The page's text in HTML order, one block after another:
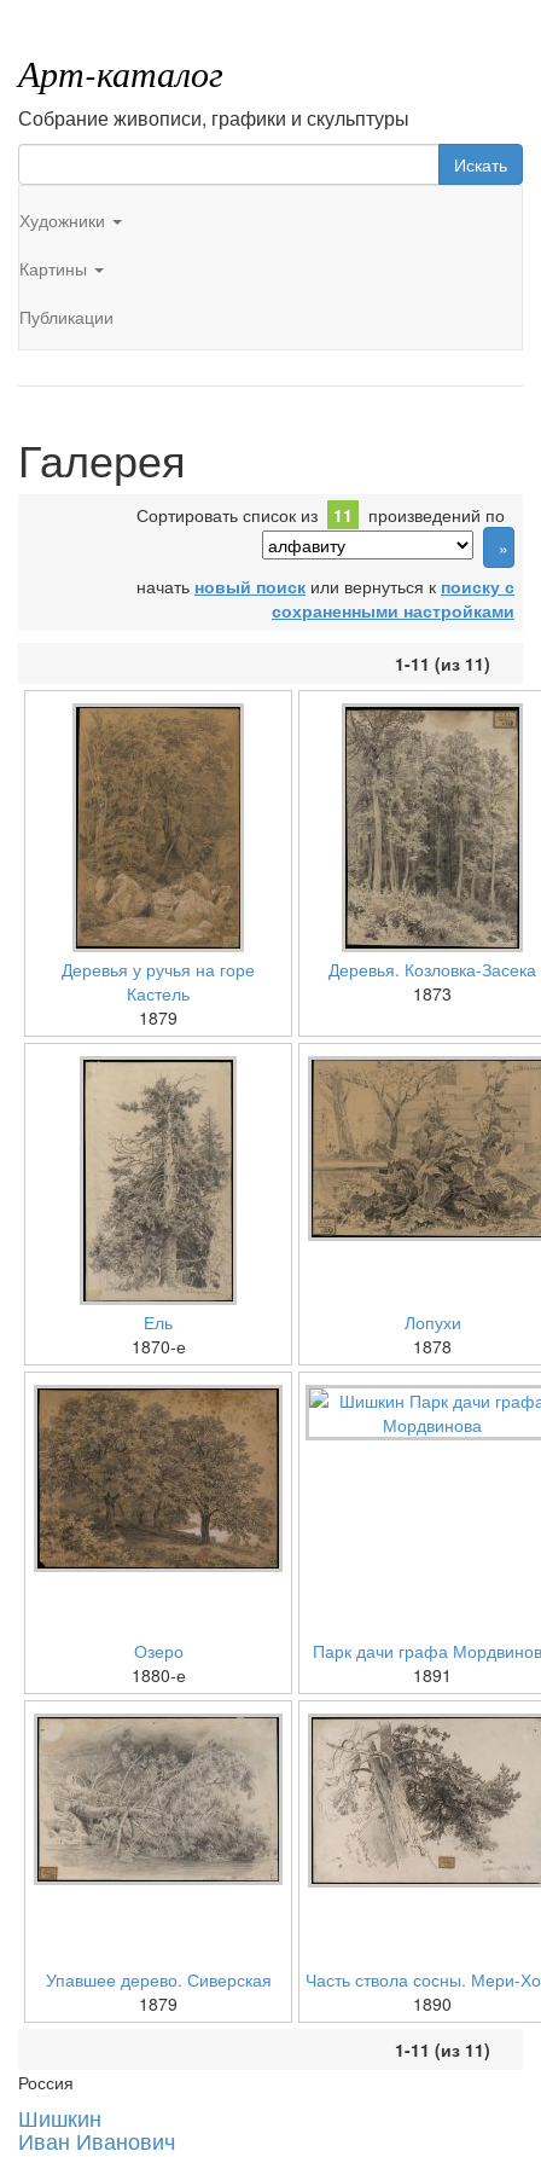
Арт-каталог
Собрание живописи, графики и скульптуры
Искать
Художники
Картины
Публикации
Галерея
Сортировать список из 11 произведений по
начать новый поиск или вернуться к поиску с
сохраненными настройками
1-11 (из 11)
Деревья у ручья на горе
Кастель
1879
Деревья. Козловка-Засека
1873
Ель
1870-е
Лопухи
1878
Озеро
1880-е
Парк дачи графа
1891
Упавшее дерево. Сиверская
1879
Часть ствола сосны. Мери-
1890
1-11 (из 11)
Россия
Шишкин
Иван Иванович